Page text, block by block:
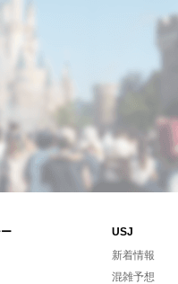
USJ
新着情報
混雑予想